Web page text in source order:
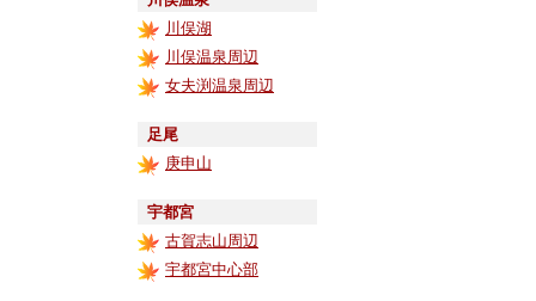
川俣湖
川俣温泉周辺
女夫渕温泉周辺
足尾
庚申山
宇都宮
古賀志山周辺
宇都宮中心部